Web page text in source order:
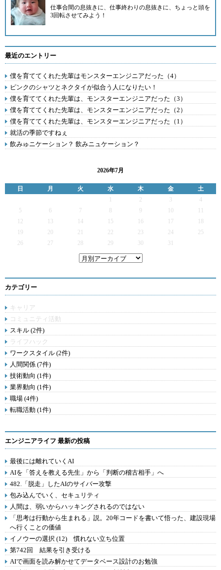
仕事合間の息抜きに、仕事終わりの息抜きに、ちょっと頭を
3回転させてみよう！
最近のエントリー
僕を育ててくれた先輩はモンスターエンジニアだった（4）
ピンクのシャツとネクタイが似合う人になりたい！
僕を育ててくれた先輩は、モンスターエンジニアだった（3）
僕を育ててくれた先輩は、モンスターエンジニアだった（2）
僕を育ててくれた先輩は、モンスターエンジニアだった（1）
就活の季節ですねぇ
飲みゅニケーション？ 飲みニュケーション？
2026年7月
日 月 火 水 木 金
土
2 3
4
5
6 7 9
12
13 14 15 16 17
19
20 21 22 23 24
25
26
27 28 29 30 31
カテゴリー
キャリア
コミュニティ活動
スキル (2件)
ライフハック
ワークスタイル (2件)
人間関係 (7件)
技術動向 (1件)
業界動向 (1件)
職場 (4件)
転職活動 (1件)
エンジニアライフ 最新の投稿
最後には離れていくAI
AIを「答えを教える先生」から「判断の稽古相手」へ
482.「脱走」したAIのサイバー攻撃
包み込んでいく、セキュリティ
人間は、弱いからハッキングされるのではない
「思考は行動から生まれる」説。20年コードを書いて悟った、建設現場
へ行くことの価値
イノウーの選択 (12) 慣れない立ち位置
第742回 結果を引き受ける
AIで画面を読み解かせてデータベース設計のお勉強